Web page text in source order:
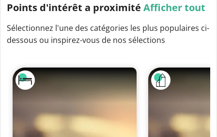
Points d'intérêt a proximité Afficher tout
Sélectionnez l'une des catégories les plus populaires ci-
dessous ou inspirez-vous de nos sélections